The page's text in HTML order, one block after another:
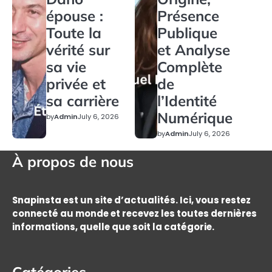
épouse :
Toute la
vérité sur
sa vie
privée et
sa carrière
byAdminJuly 6, 2026
Présence
Publique
et Analyse
Complète
de
l’Identité
Numérique
byAdminJuly 6, 2026
À propos de nous
Snapinsta est un site d’actualités. Ici, vous restez
connecté au monde et recevez les toutes dernières
informations, quelle que soit la catégorie.